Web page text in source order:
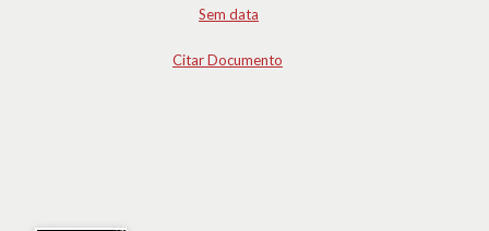
Sem data
Citar Documento